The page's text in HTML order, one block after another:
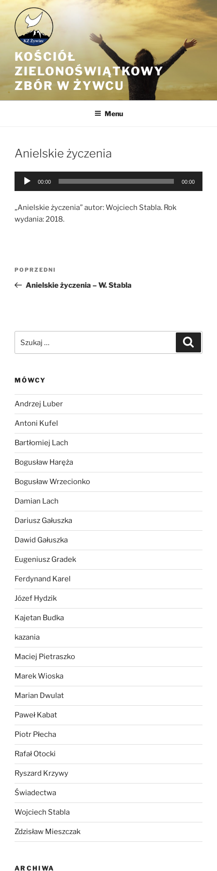
Przejdź
do
treści
KOŚCIÓŁ
ZIELONOŚWIĄTKOWY
ZBÓR W ŻYWCU
Menu
Anielskie życzenia
Odtwarzacz
00:00 00:00
„Anielskie życzenia” autor: Wojciech Stabla. Rok
wydania: 2018.
Poprzedni
wpis
POPRZEDNI
Anielskie życzenia – W. Stabla
MÓWCY
Andrzej Luber
Antoni Kufel
Bartłomiej Lach
Bogusław Haręża
Bogusław Wrzecionko
Damian Lach
Dariusz Gałuszka
Dawid Gałuszka
Eugeniusz Gradek
Ferdynand Karel
Józef Hydzik
Kajetan Budka
kazania
Maciej Pietraszko
Marek Wioska
Marian Dwulat
Paweł Kabat
Piotr Płecha
Rafał Otocki
Ryszard Krzywy
Świadectwa
Wojciech Stabla
Zdzisław Mieszczak
ARCHIWA